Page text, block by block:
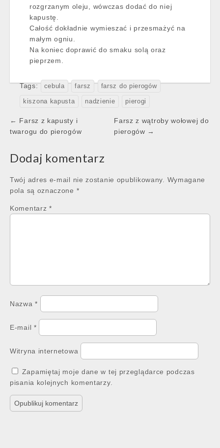
rozgrzanym oleju, wówczas dodać do niej
kapustę.
Całość dokładnie wymieszać i przesmażyć na
małym ogniu.
Na koniec doprawić do smaku solą oraz
pieprzem.
Tags: cebula farsz farsz do pierogów
kiszona kapusta nadzienie pierogi
Post
navigation
← Farsz z kapusty i
twarogu do pierogów
Farsz z wątroby wołowej do
pierogów →
Dodaj komentarz
Twój adres e-mail nie zostanie opublikowany.
Wymagane
pola są oznaczone *
Komentarz *
Nazwa*
E-mail *
Witryna internetowa
Zapamiętaj moje dane w tej przeglądarce podczas
pisania kolejnych komentarzy.